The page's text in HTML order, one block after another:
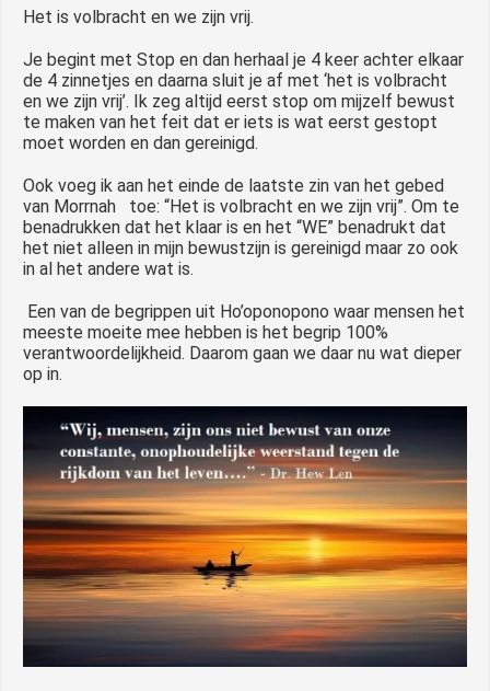
Het is volbracht en we zijn vrij.
Je begint met Stop en dan herhaal je 4 keer achter elkaar
de 4 zinnetjes en daarna sluit je af met ‘het is volbracht
en we zijn vrij’. Ik zeg altijd eerst stop om mijzelf bewust
te maken van het feit dat er iets is wat eerst gestopt
moet worden en dan gereinigd.
Ook voeg ik aan het einde de laatste zin van het gebed
van Morrnah toe: “Het is volbracht en we zijn vrij”. Om te
benadrukken dat het klaar is en het “WE” benadrukt dat
het niet alleen in mijn bewustzijn is gereinigd maar zo ook
in al het andere wat is.
Een van de begrippen uit Ho’oponopono waar mensen het
meeste moeite mee hebben is het begrip 100%
verantwoordelijkheid. Daarom gaan we daar nu wat dieper
op in.